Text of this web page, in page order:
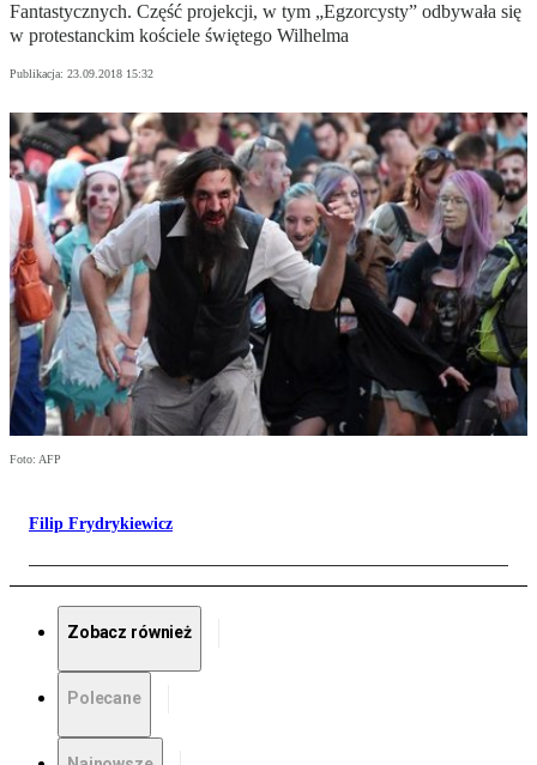
Fantastycznych. Część projekcji, w tym „Egzorcysty” odbywała się
w protestanckim kościele świętego Wilhelma
Publikacja: 23.09.2018 15:32
Foto: AFP
Filip Frydrykiewicz
Zobacz również
Polecane